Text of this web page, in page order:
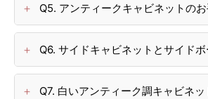
Q5. アンティークキャビネットの
Q6. サイドキャビネットとサイド
Q7. 白いアンティーク調キャビネ